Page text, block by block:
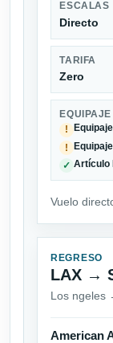
ESCALAS
Directo
TARIFA
Zero
EQUIPAJE
!
!
✓ Artículo
Vuelo
REGRESO
LAX →
Los ngeles
American